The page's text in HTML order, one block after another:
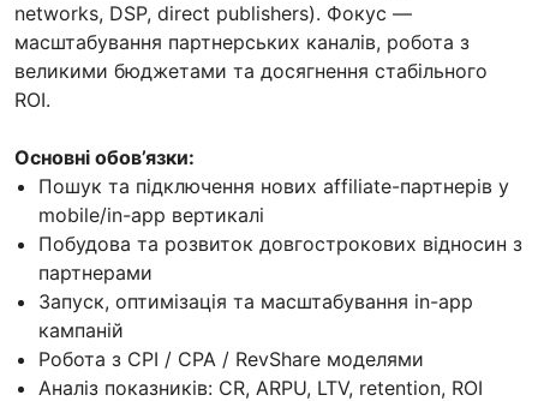
networks, DSP, direct publishers). Фокус —
масштабування партнерських каналів, робота з
великими бюджетами та досягнення стабільного
ROI.
Основні обов’язки:
Пошук та підключення нових affiliate-партнерів у
mobile/in-app вертикалі
Побудова та розвиток довгострокових відносин з
партнерами
Запуск, оптимізація та масштабування in-app
кампаній
Робота з CPI / CPA / RevShare моделями
Аналіз показників: CR, ARPU, LTV, retention, ROI